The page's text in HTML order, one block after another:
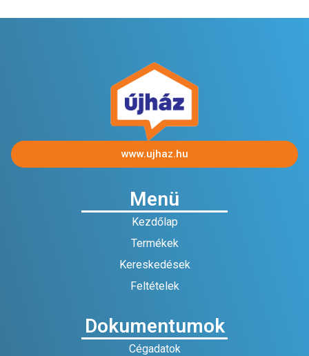
www.ujhaz.hu
Menü
Kezdőlap
Termékek
Kereskedések
Feltételek
Dokumentumok
Cégadatok